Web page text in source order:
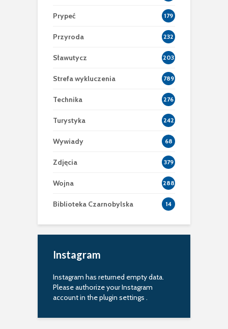
Prypeć 179
Przyroda 232
Sławutycz 203
Strefa wykluczenia 789
Technika 276
Turystyka 242
Wywiady 68
Zdjęcia 379
Wojna 288
Biblioteka Czarnobylska 14
Instagram
Instagram has returned empty data.
Please authorize your Instagram
account in theplugin settings .